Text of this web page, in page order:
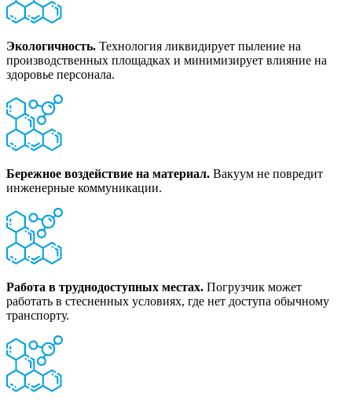
Экологичность. Технология ликвидирует пыление на
производственных площадках и минимизирует влияние на
здоровье персонала.
Бережное воздействие на материал. Вакуум не повредит
инженерные коммуникации.
Работа в труднодоступных местах. Погрузчик может
работать в стесненных условиях, где нет доступа обычному
транспорту.